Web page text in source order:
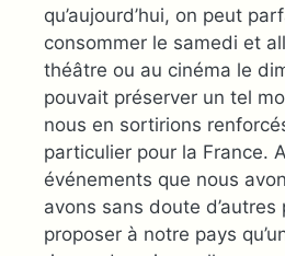
qu’aujourd’hui, on peut
consommer le samedi et
théâtre ou au cinéma le
pouvait préserver un tel
nous en sortirions
particulier pour la France.
événements que nous
avons sans doute d’autres
proposer à notre pays